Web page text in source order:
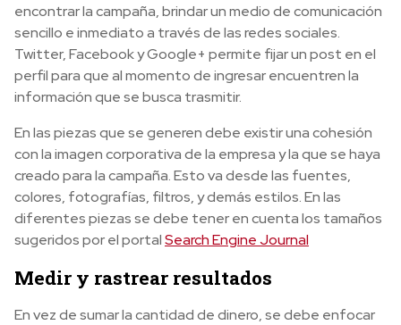
encontrar la campaña, brindar un medio de comunicación
sencillo e inmediato a través de las redes sociales.
Twitter, Facebook y Google+ permite fijar un post en el
perfil para que al momento de ingresar encuentren la
información que se busca trasmitir.
En las piezas que se generen debe existir una cohesión
con la imagen corporativa de la empresa y la que se haya
creado para la campaña. Esto va desde las fuentes,
colores, fotografías, filtros, y demás estilos. En las
diferentes piezas se debe tener en cuenta los tamaños
sugeridos por el portalSearch Engine Journal
Medir y rastrear resultados
En vez de sumar la cantidad de dinero, se debe enfocar